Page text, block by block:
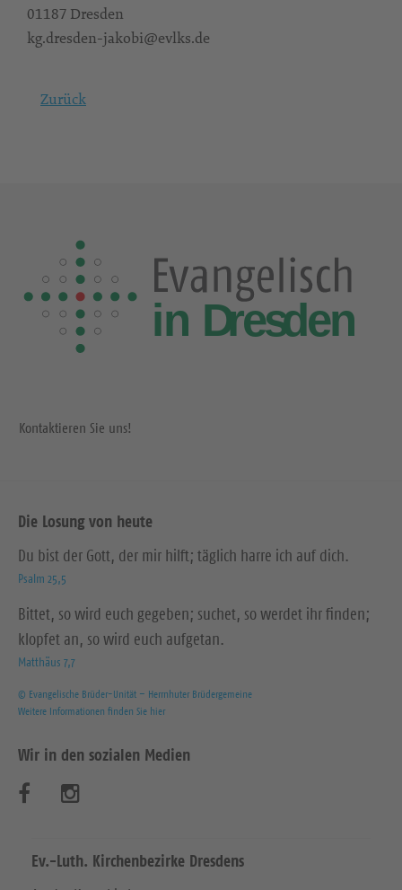
01187 Dresden
kg.dresden-jakobi@evlks.de
Zurück
Kontaktieren Sie uns!
Die Losung von heute
Du bist der Gott, der mir hilft; täglich harre ich auf dich.
Psalm 25,5
Bittet, so wird euch gegeben; suchet, so werdet ihr finden;
klopfet an, so wird euch aufgetan.
Matthäus 7,7
© Evangelische Brüder-Unität – Herrnhuter Brüdergemeine
Weitere Informationen finden Sie hier
Wir in den sozialen Medien
s
s
Ev.-Luth. Kirchenbezirke Dresdens